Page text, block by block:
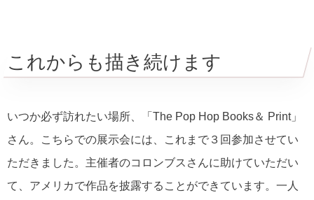
これからも描き続けます
いつか必ず訪れたい場所、「The Pop Hop Books＆ Print」
さん。こちらでの展示会には、これまで３回参加させてい
ただきました。主催者のコロンブスさんに助けていただい
て、アメリカで作品を披露することができています。一人